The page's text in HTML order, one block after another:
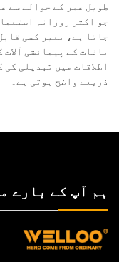
طویل عمر کے حوالے سے
جو اکثر روزانہ
جاتا ہے، بغیر کسی
باغات کے پیمائشی
اطلاقات میں تبدیلی
ذریعے واضح ہوتی ہے۔
ہم آپ کے بارے